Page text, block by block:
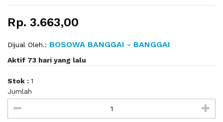
Rp. 3.663,00
Dijual Oleh.: BOSOWA BANGGAI - BANGGAI
Aktif 73 hari yang lalu
Stok : 1
Jumlah